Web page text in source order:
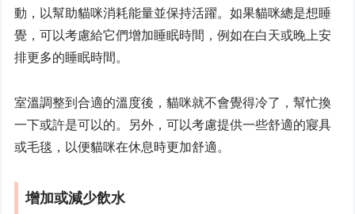
動，以幫助貓咪消耗能量並保持活躍。如果貓咪總是想睡
覺，可以考慮給它們增加睡眠時間，例如在白天或晚上安
排更多的睡眠時間。
室溫調整到合適的溫度後，貓咪就不會覺得冷了，幫忙換
一下或許是可以的。另外，可以考慮提供一些舒適的寢具
或毛毯，以便貓咪在休息時更加舒適。
增加或減少飲水